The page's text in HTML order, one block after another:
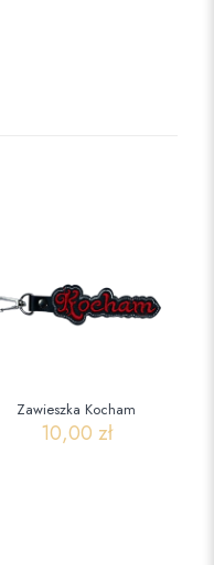
Zawieszka Kocham
10,00 zł